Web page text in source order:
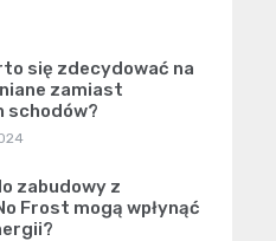
się zdecydować na
zamiast
zabudowy z
Frost mogą wpłynąć